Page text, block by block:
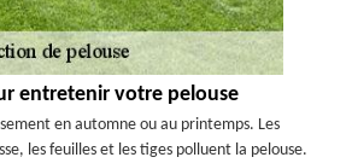
entretenir votre pelouse
en automne ou au printemps. Les
les feuilles et les tiges polluent la pelouse.